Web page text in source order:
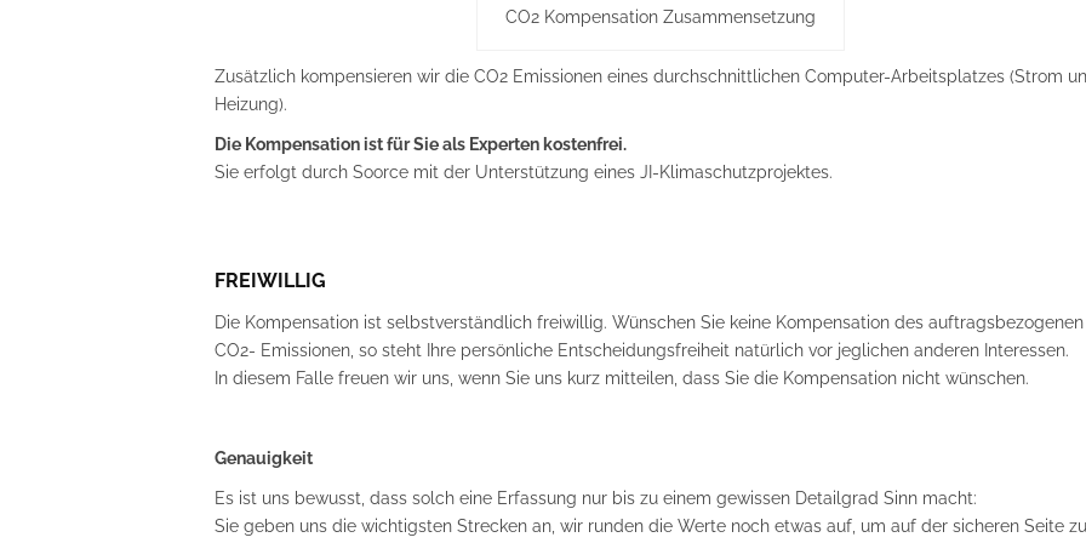
CO2 Kompensation Zusammensetzung
Zusätzlich kompensieren wir die CO2 Emissionen eines durchschnittlichen Computer-Arbeitsplatzes (Strom
Heizung).
Die Kompensation ist für Sie als Experten kostenfrei.
Sie erfolgt durch Soorce mit der Unterstützung eines JI-Klimaschutzprojektes.
FREIWILLIG
Die Kompensation ist selbstverständlich freiwillig. Wünschen Sie keine Kompensation des auftragsbezogenen
CO2- Emissionen, so steht Ihre persönliche Entscheidungsfreiheit natürlich vor jeglichen anderen Interessen.
In diesem Falle freuen wir uns, wenn Sie uns kurz mitteilen, dass Sie die Kompensation nicht wünschen.
Genauigkeit
Es ist uns bewusst, dass solch eine Erfassung nur bis zu einem gewissen Detailgrad Sinn macht:
Sie geben uns die wichtigsten Strecken an, wir runden die Werte noch etwas auf, um auf der sicheren Seite zu